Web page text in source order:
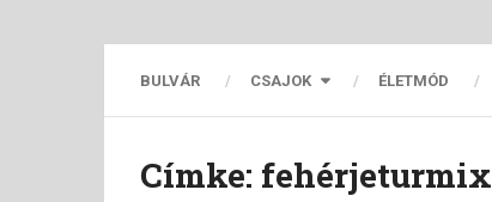
BULVÁR CSAJOK ÉLETMÓD
Címke: fehérjeturmix